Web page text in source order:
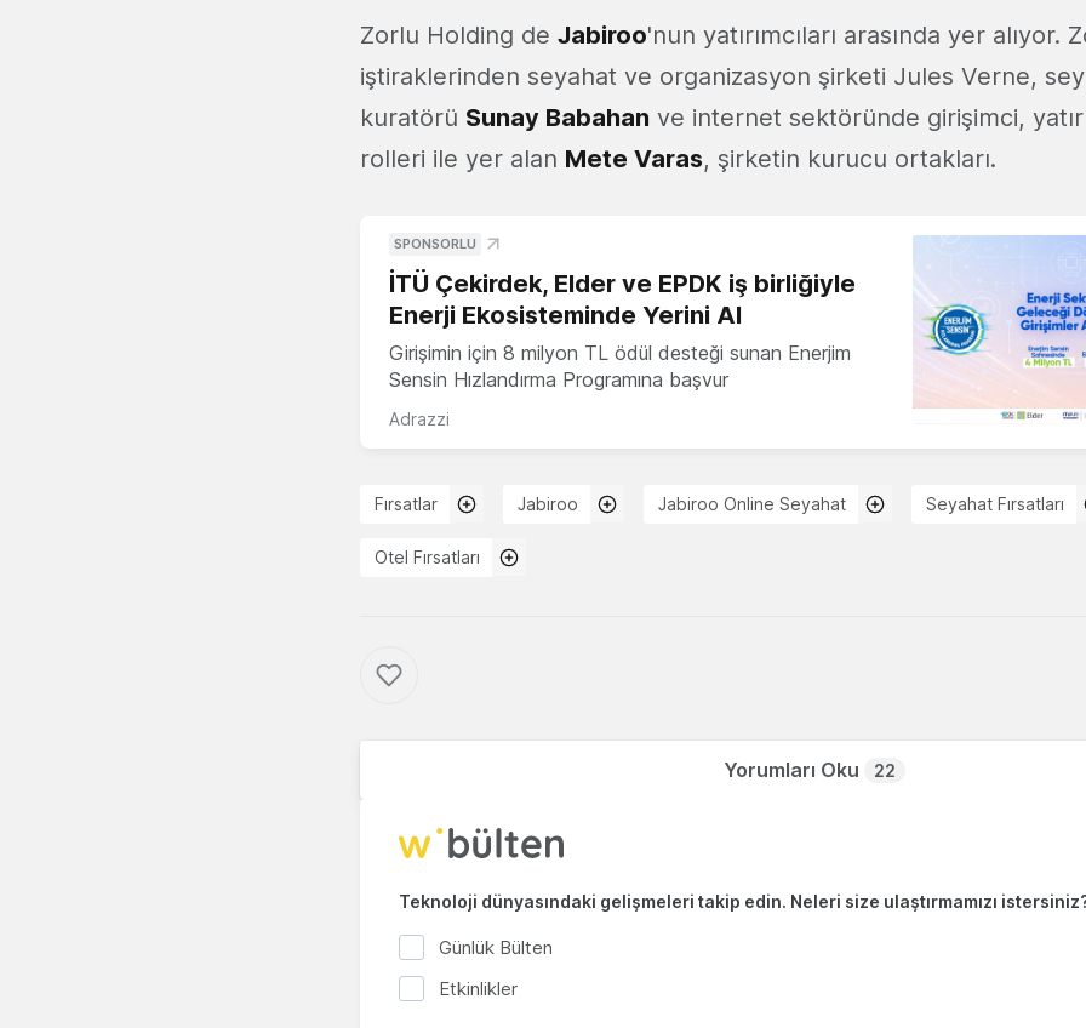
Zorlu Holding de Jabiroo'nun yatırımcıları arasında yer alıyor.
iştiraklerinden seyahat ve organizasyon şirketi Jules Verne,
kuratörü Sunay Babahan ve internet sektöründe girişimci,
rolleri ile yer alan Mete Varas, şirketin kurucu ortakları.
SPONSORLU
İTÜ Çekirdek, Elder ve EPDK iş birliğiyle
Enerji Ekosisteminde Yerini Al
Girişimin için 8 milyon TL ödül desteği sunan Enerjim
Sensin Hızlandırma Programına başvur
Adrazzi
Fırsatlar Jabiroo Jabiroo Online Seyahat Seyahat Fırsatları
Otel Fırsatları
Yorumları Oku 22
Teknoloji dünyasındaki gelişmeleri takip edin. Neleri size ulaştırmamızı
Günlük Bülten
Etkinlikler